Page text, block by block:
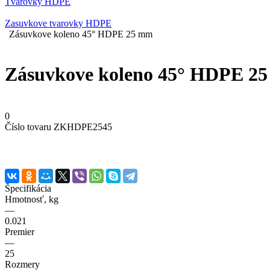
Zasuvkove tvarovky HDPE
Zásuvkove koleno 45° HDPE 25 mm
Zásuvkove koleno 45° HDPE
0
Číslo tovaru ZKHDPE2545
Špecifikácia
Hmotnosť, kg
—
0.021
Premier
—
25
Rozmery